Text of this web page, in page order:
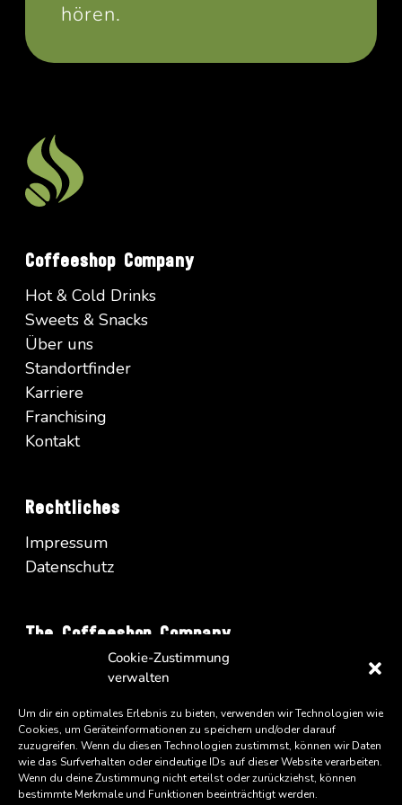
Cookie-Zustimmung
verwalten
Um dir ein optimales Erlebnis zu bieten, verwenden wir Technologien wie
Cookies, um Geräteinformationen zu speichern und/oder darauf
zuzugreifen. Wenn du diesen Technologien zustimmst, können wir Daten
wie das Surfverhalten oder eindeutige IDs auf dieser Website verarbeiten.
Wenn du deine Zustimmung nicht erteilst oder zurückziehst, können
bestimmte Merkmale und Funktionen beeinträchtigt werden.
hören.
Coffeeshop Company
Hot & Cold Drinks
Sweets & Snacks
Über uns
Standortfinder
Karriere
Franchising
Kontakt
Rechtliches
Impressum
Datenschutz
The Coffeeshop Company
Vienna Business Park - Turm A/34
A-1100 Wien